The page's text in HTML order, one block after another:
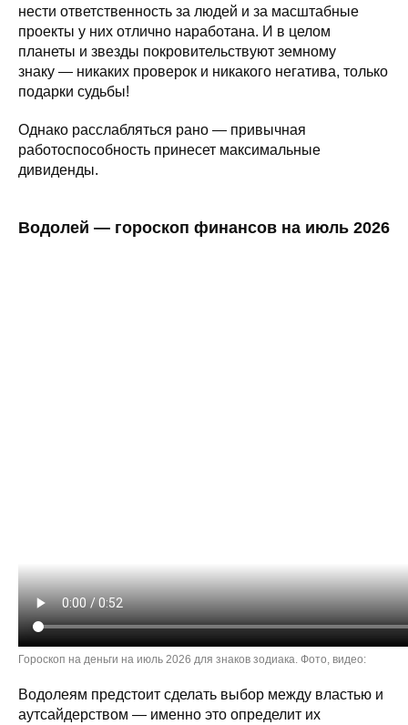
нести ответственность за людей и за масштабные
проекты у них отлично наработана. И в целом
планеты и звезды покровительствуют земному
знаку — никаких проверок и никакого негатива, только
подарки судьбы!
Однако расслабляться рано — привычная
работоспособность принесет максимальные
дивиденды.
Водолей — гороскоп финансов на июль 2026
Гороскоп на деньги на июль 2026 для знаков зодиака. Фото, видео:
Водолеям предстоит сделать выбор между властью и
аутсайдерством — именно это определит их